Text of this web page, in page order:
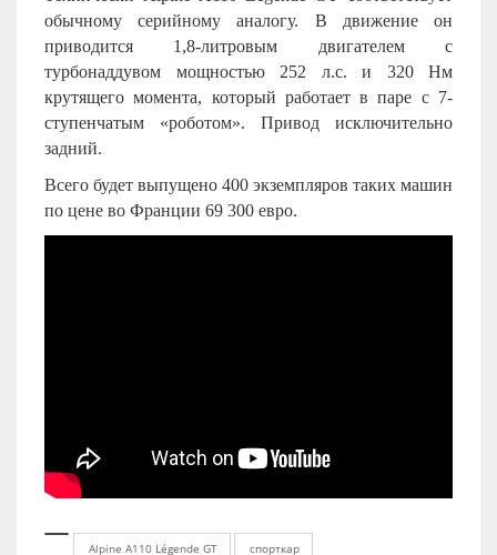
обычному серийному аналогу. В движение он
приводится 1,8-литровым двигателем с
турбонаддувом мощностью 252 л.с. и 320 Нм
крутящего момента, который работает в паре с 7-
ступенчатым «роботом». Привод исключительно
задний.
Всего будет выпущено 400 экземпляров таких машин
по цене во Франции 69 300 евро.
Alpine A110 Légende GT спорткар